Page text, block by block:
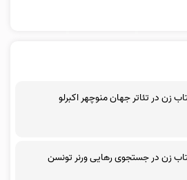
زن در تئاتر جهان منوچهر اکبرلو
زن در جستجوی رهایی ورنر تونسن